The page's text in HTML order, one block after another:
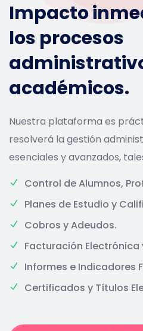
Impacto
los procesos
académicos.
Nuestra plataforma es
resolverá la gestión
esenciales y avanzados,
Control de Alumnos,
Planes de Estudio y
Cobros y Adeudos.
Facturación Electrónica
Informes e Indicadores
Certificados y Títulos